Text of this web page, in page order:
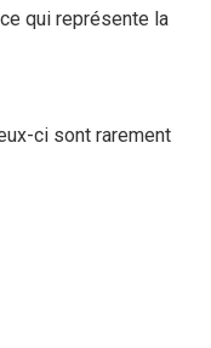
qui représente la
ci sont rarement